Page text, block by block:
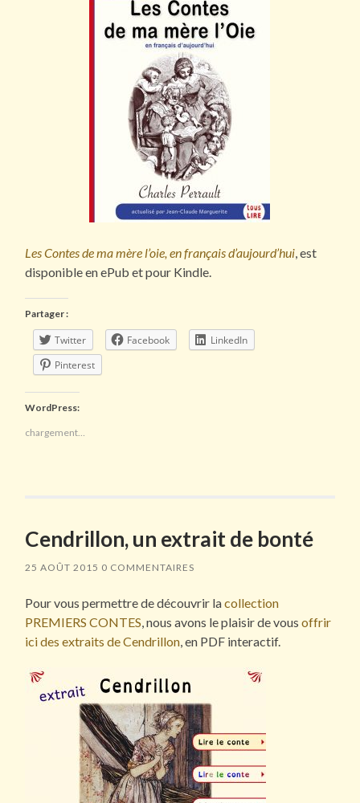
Les Contes de ma mère l’oie, en français d’aujourd’hui, est
disponible en ePub et pour Kindle.
Partager :
Twitter Facebook
LinkedIn
Pinterest
WordPress:
chargement…
Cendrillon, un extrait de bonté
25 AOÛT 2015 0 COMMENTAIRES
Pour vous permettre de découvrir lacollection
PREMIERS CONTES, nous avons le plaisir de vousoffrir
ici des extraits de Cendrillon, en PDF interactif.